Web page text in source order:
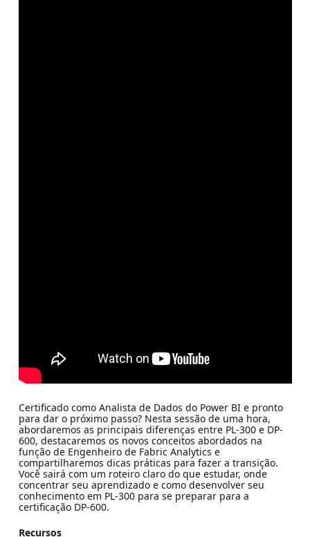
Certificado como Analista de Dados do Power BI e pronto
para dar o próximo passo? Nesta sessão de uma hora,
abordaremos as principais diferenças entre PL-300 e DP-
600, destacaremos os novos conceitos abordados na
função de Engenheiro de Fabric Analytics e
compartilharemos dicas práticas para fazer a transição.
Você sairá com um roteiro claro do que estudar, onde
concentrar seu aprendizado e como desenvolver seu
conhecimento em PL-300 para se preparar para a
certificação DP-600.
Recursos